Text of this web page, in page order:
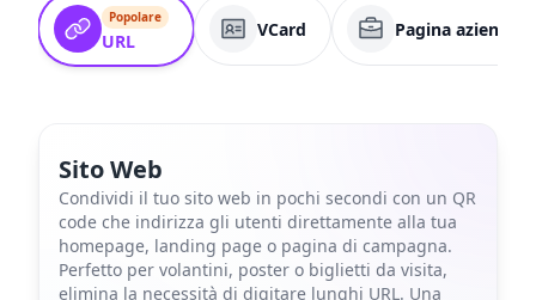
Popolare
URL
VCard Pagina aziendale
Sito Web
Condividi il tuo sito web in pochi secondi con un QR
code che indirizza gli utenti direttamente alla tua
homepage, landing page o pagina di campagna.
Perfetto per volantini, poster o biglietti da visita,
elimina la necessità di digitare lunghi URL. Una